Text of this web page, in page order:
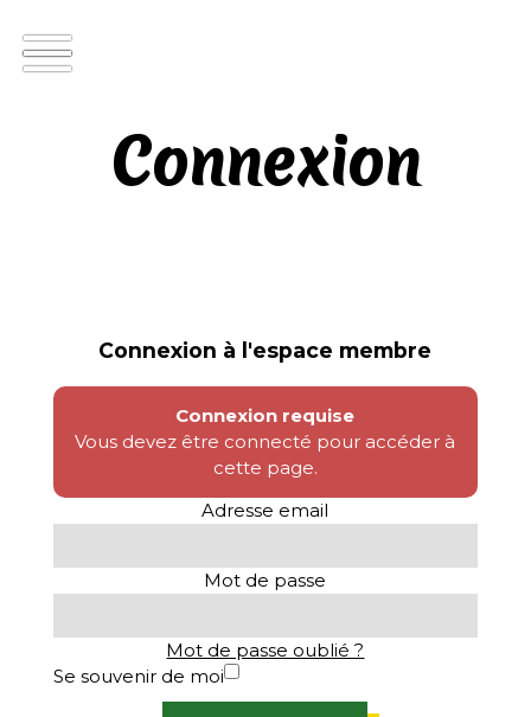
Connexion
Connexion à l'espace membre
Connexion requise
Vous devez être connecté pour accéder à
cette page.
Adresse email
Mot de passe
Mot de passe oublié ?
Se souvenir de moi